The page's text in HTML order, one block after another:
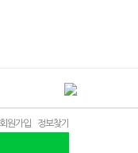
회원가입 정보찾기